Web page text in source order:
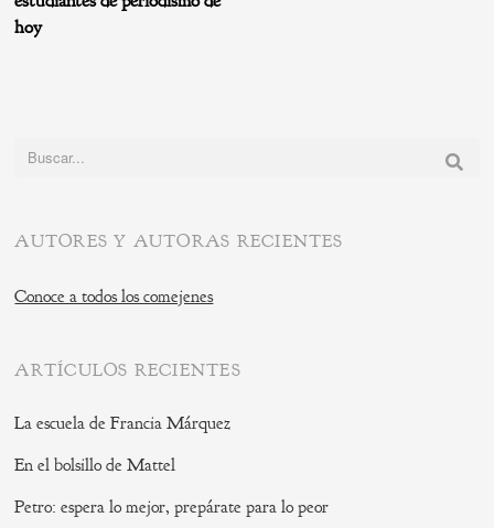
hoy
Buscar:
AUTORES Y AUTORAS RECIENTES
Conoce a todos los comejenes
ARTÍCULOS RECIENTES
La escuela de Francia Márquez
En el bolsillo de Mattel
Petro: espera lo mejor, prepárate para lo peor